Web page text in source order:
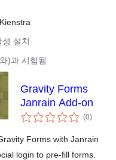
성 설치
)과 시험됨
Gravity Forms
Janrain Add-on
(0전
체
점
)
Forms with Janrain
login to pre-fill forms.